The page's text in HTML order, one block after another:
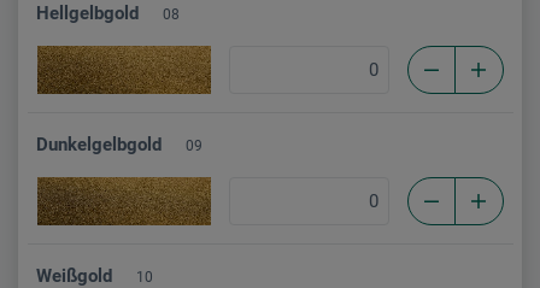
Hellgelbgold 08
Dunkelgelbgold 09
Weißgold 10